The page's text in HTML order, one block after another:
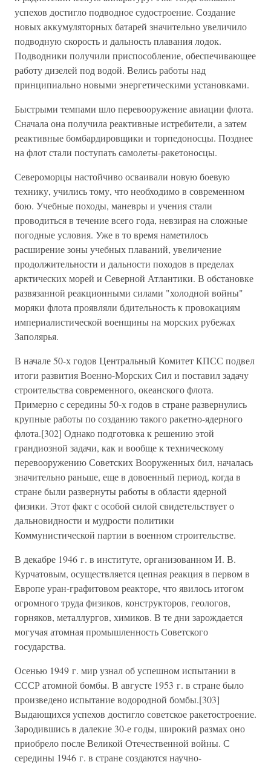
успехов достигло подводное судостроение. Создание
новых аккумуляторных батарей значительно увеличило
подводную скорость и дальность плавания лодок.
Подводники получили приспособление, обеспечивающее
работу дизелей под водой. Велись работы над
принципиально новыми энергетическими установками.
Быстрыми темпами шло перевооружение авиации флота.
Сначала она получила реактивные истребители, а затем
реактивные бомбардировщики и торпедоносцы. Позднее
на флот стали поступать самолеты-ракетоносцы.
Североморцы настойчиво осваивали новую боевую
технику, учились тому, что необходимо в современном
бою. Учебные походы, маневры и учения стали
проводиться в течение всего года, невзирая на сложные
погодные условия. Уже в то время наметилось
расширение зоны учебных плаваний, увеличение
продолжительности и дальности походов в пределах
арктических морей и Северной Атлантики. В обстановке
развязанной реакционными силами "холодной войны"
моряки флота проявляли бдительность к провокациям
империалистической военщины на морских рубежах
Заполярья.
В начале 50-х годов Центральный Комитет КПСС подвел
итоги развития Военно-Морских Сил и поставил задачу
строительства современного, океанского флота.
Примерно с середины 50-х годов в стране развернулись
крупные работы по созданию такого ракетно-ядерного
флота.[302] Однако подготовка к решению этой
грандиозной задачи, как и вообще к техническому
перевооружению Советских Вооруженных бил, началась
значительно раньше, еще в довоенный период, когда в
стране были развернуты работы в области ядерной
физики. Этот факт с особой силой свидетельствует о
дальновидности и мудрости политики
Коммунистической партии в военном строительстве.
В декабре 1946 г. в институте, организованном И. В.
Курчатовым, осуществляется цепная реакция в первом в
Европе уран-графитовом реакторе, что явилось итогом
огромного труда физиков, конструкторов, геологов,
горняков, металлургов, химиков. В те дни зарождается
могучая атомная промышленность Советского
государства.
Осенью 1949 г. мир узнал об успешном испытании в
СССР атомной бомбы. В августе 1953 г. в стране было
произведено испытание водородной бомбы.[303]
Выдающихся успехов достигло советское ракетостроение.
Зародившись в далекие 30-е годы, широкий размах оно
приобрело после Великой Отечественной войны. С
середины 1946 г. в стране создаются научно-